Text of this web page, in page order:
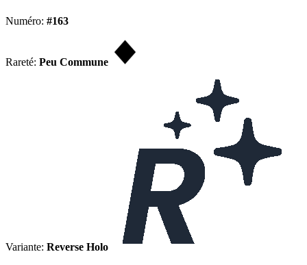
Numéro: #163
Rareté: Peu Commune
Variante: Reverse Holo